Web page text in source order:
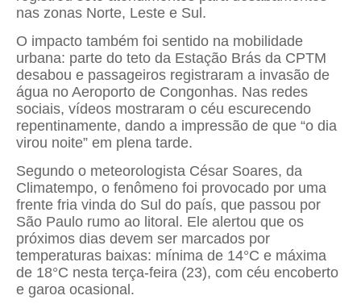
nas zonas Norte, Leste e Sul.
O impacto também foi sentido na mobilidade
urbana: parte do teto da Estação Brás da CPTM
desabou e passageiros registraram a invasão de
água no Aeroporto de Congonhas. Nas redes
sociais, vídeos mostraram o céu escurecendo
repentinamente, dando a impressão de que “o dia
virou noite” em plena tarde.
Segundo o meteorologista César Soares, da
Climatempo, o fenômeno foi provocado por uma
frente fria vinda do Sul do país, que passou por
São Paulo rumo ao litoral. Ele alertou que os
próximos dias devem ser marcados por
temperaturas baixas: mínima de 14°C e máxima
de 18°C nesta terça-feira (23), com céu encoberto
e garoa ocasional.